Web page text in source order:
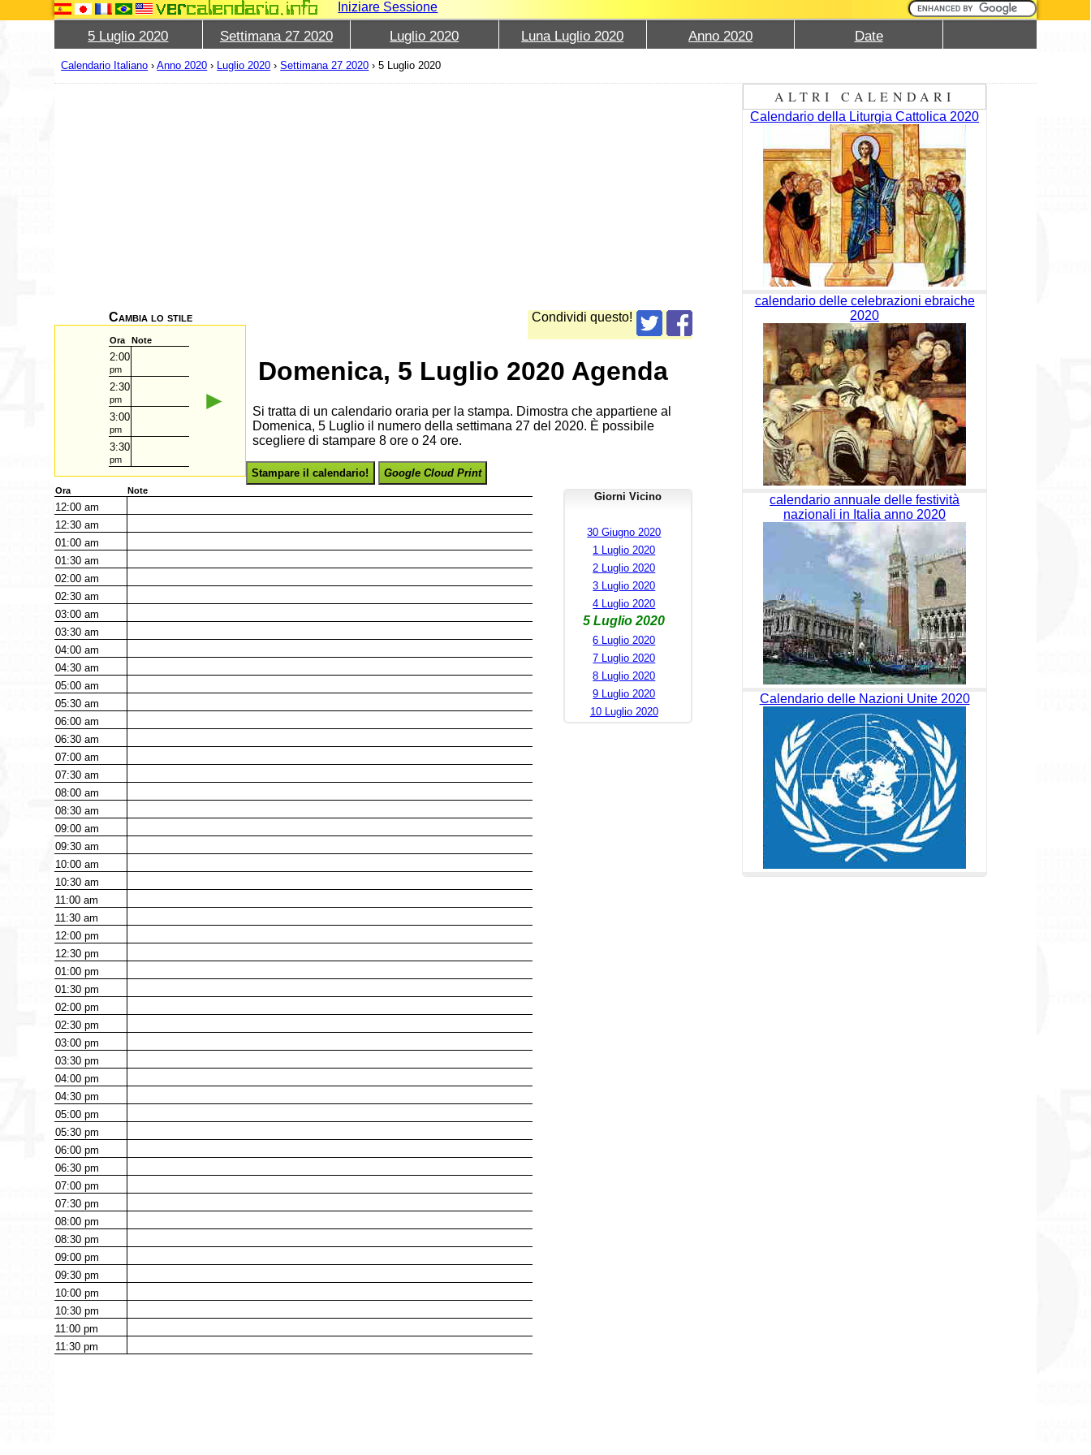
Iniziare Sessione
5 Luglio 2020 Settimana 27 2020 Luglio 2020 Luna Luglio 2020 Anno 2020 Date
Calendario Italiano ›Anno 2020 › Luglio 2020 ›Settimana 27 2020 ›5 Luglio 2020
Condividi questo!
Cambia lo stile
Ora Note
2:00
pm
2:30
pm
3:00
pm
3:30
pm
►
Domenica, 5 Luglio 2020 Agenda
Si tratta di un calendario oraria per la stampa. Dimostra che appartiene al
Domenica, 5 Luglio il numero della settimana 27 del 2020. È possibile
scegliere di stampare 8 ore o 24 ore.
Stampare il calendario! Google Cloud Print
Ora Note
12:00am
12:30am
01:00am
01:30am
02:00am
02:30am
03:00am
03:30am
04:00am
04:30am
05:00am
05:30am
06:00am
06:30am
07:00am
07:30am
08:00am
08:30am
09:00am
09:30am
10:00am
10:30am
11:00am
11:30am
12:00pm
12:30pm
01:00pm
01:30pm
02:00pm
02:30pm
03:00pm
03:30pm
04:00pm
04:30pm
05:00pm
05:30pm
06:00pm
06:30pm
07:00pm
07:30pm
08:00pm
08:30pm
09:00pm
09:30pm
10:00pm
10:30pm
11:00pm
11:30pm
Giorni Vicino
30 Giugno 2020
1 Luglio 2020
2 Luglio 2020
3 Luglio 2020
4 Luglio 2020
5 Luglio 2020
6 Luglio 2020
7 Luglio 2020
8 Luglio 2020
9 Luglio 2020
10 Luglio 2020
ALTRI CALENDARI
Calendario della Liturgia Cattolica 2020
calendario delle celebrazioni ebraiche
2020
calendario annuale delle festività
nazionali in Italia anno 2020
Calendario delle Nazioni Unite 2020